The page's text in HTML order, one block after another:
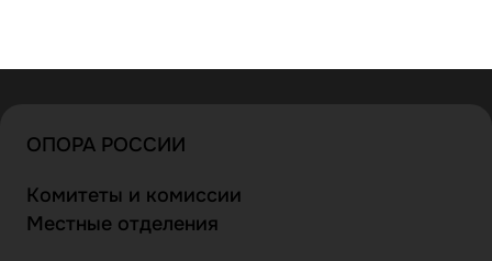
ОПОРА РОССИИ
Комитеты и комиссии
Местные отделения